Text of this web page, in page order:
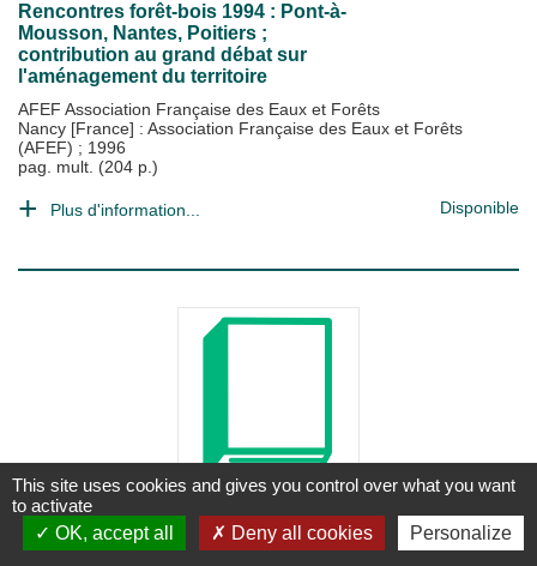
Rencontres forêt-bois 1994 : Pont-à-
Mousson, Nantes, Poitiers ;
contribution au grand débat sur
l'aménagement du territoire
AFEF Association Française des Eaux et Forêts
Nancy [France] : Association Française des Eaux et Forêts
(AFEF) ; 1996
pag. mult. (204 p.)
Plus d'information... Disponible
LIVRE
Silva. Conférence internationale sur
This site uses cookies and gives you control over what you want
to activate
OK, accept all
Deny all cookies Personalize